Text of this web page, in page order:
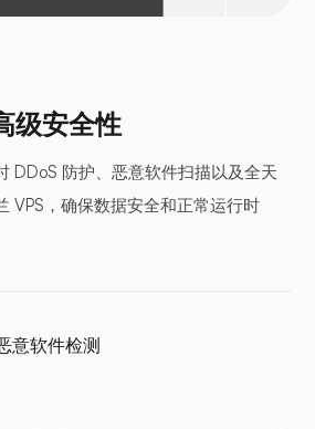
级安全性
DDoS 防护、恶意软件扫描以及全天
VPS，确保数据安全和正常运行时
意软件检测